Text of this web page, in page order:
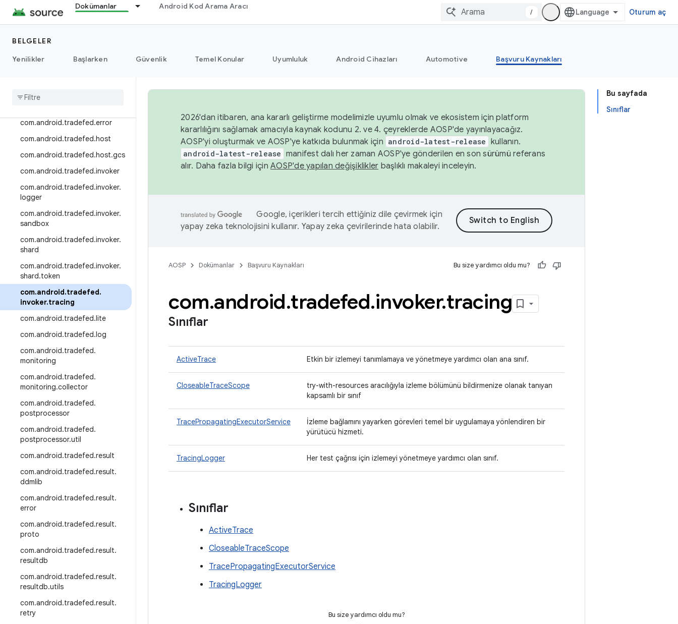
Dokümanlar Android Kod Arama Aracı
/ Oturum aç
BELGELER
Yenilikler
Başlarken Güvenlik Temel Konular Uyumluluk Android Cihazları Automotive Başvuru Kaynakları
com.android.tradefed.device.int
ernal
com.android.tradefed.device.m
com.android
com.android.tradefed.error
com.android.tradefed.host
com.android.tradefed.host.gcs
com.android.tradefed.invoker
com.android.tradefed.invoker.
logger
com.android.tradefed.invoker.
sandbox
com.android.tradefed.invoker.
shard
com.android.tradefed.invoker.
shard.token
com.android.tradefed.
invoker.tracing
com.android.tradefed.lite
com.android.tradefed.log
com.android.tradefed.
monitoring
com.android.tradefed.
monitoring.collector
com.android.tradefed.
postprocessor
com.android.tradefed.
postprocessor.util
com.android.tradefed.result
com.android.tradefed.result.
ddmlib
com.android.tradefed.result.
error
com.android.tradefed.result.
proto
com.android.tradefed.result.
resultdb
com.android.tradefed.result.
resultdb.utils
com.android.tradefed.result.
retry
Bu sayfada
Sınıflar
2026'dan itibaren, ana kararlı geliştirme modelimizle uyumlu olmak ve ekosistem için platform
kararlılığını sağlamak amacıyla kaynak kodunu 2. ve 4. çeyreklerde AOSP'de yayınlayacağız.
AOSP'yi oluşturmak ve AOSP'ye katkıda bulunmak için android-latest-release kullanın.
android-latest-release manifest dalı her zaman AOSP'ye gönderilen en son sürümü referans
alır. Daha fazla bilgi için AOSP'de yapılan değişiklikler başlıklı makaleyi inceleyin.
Google, içerikleri tercih ettiğiniz dile çevirmek için
yapay zeka teknolojisini kullanır. Yapay zeka çevirilerinde hata olabilir.
AOSP Dokümanlar Başvuru Kaynakları Bu size yardımcı oldu mu?
com.android.tradefed.invoker.tracing
Sınıflar
ActiveTrace Etkin bir izlemeyi tanımlamaya ve yönetmeye yardımcı olan ana sınıf.
CloseableTraceScope
try-with-resources aracılığıyla izleme bölümünü bildirmenize olanak tanıyan
kapsamlı bir sınıf
TracePropagatingExecutorService
İzleme bağlamını yayarken görevleri temel bir uygulamaya yönlendiren bir
yürütücü hizmeti.
TracingLogger Her test çağrısı için izlemeyi yönetmeye yardımcı olan sınıf.
Sınıflar
ActiveTrace
CloseableTraceScope
TracePropagatingExecutorService
TracingLogger
Bu size yardımcı oldu mu?